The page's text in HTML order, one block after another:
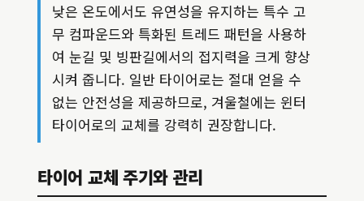
낮은 온도에서도 유연성을 유지하는 특수 고
무 컴파운드와 특화된 트레드 패턴을 사용하
여 눈길 및 빙판길에서의 접지력을 크게 향상
시켜 줍니다. 일반 타이어로는 절대 얻을 수
없는 안전성을 제공하므로, 겨울철에는 윈터
타이어로의 교체를 강력히 권장합니다.
타이어 교체 주기와 관리